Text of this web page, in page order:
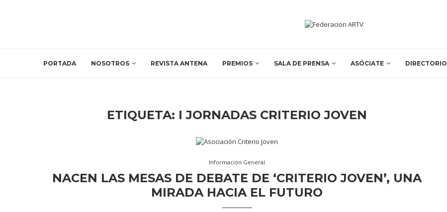
PORTADA NOSOTROS REVISTA ANTENA PREMIOS SALA DE PRENSA ASÓCIATE DIRECTORIO
ETIQUETA: I JORNADAS CRITERIO JOVEN
Información General
NACEN LAS MESAS DE DEBATE DE ‘CRITERIO JOVEN’, UNA
MIRADA HACIA EL FUTURO